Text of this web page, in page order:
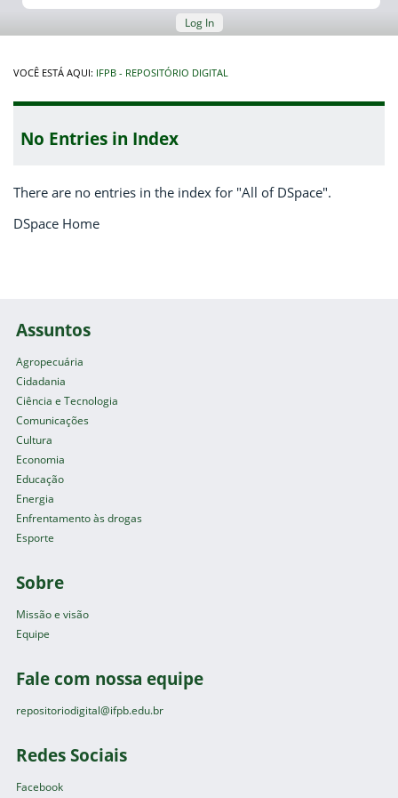
Log In
VOCÊ ESTÁ AQUI: IFPB - REPOSITÓRIO DIGITAL
No Entries in Index
There are no entries in the index for "All of DSpace".
DSpace Home
Assuntos
Agropecuária
Cidadania
Ciência e Tecnologia
Comunicações
Cultura
Economia
Educação
Energia
Enfrentamento às drogas
Esporte
Sobre
Missão e visão
Equipe
Fale com nossa equipe
repositoriodigital@ifpb.edu.br
Redes Sociais
Facebook